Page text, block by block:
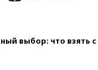
выбор: что взять с